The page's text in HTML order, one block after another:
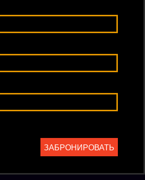
напитки и торт можно приносить с
брони).
ЗАБРОНИРОВАТЬ